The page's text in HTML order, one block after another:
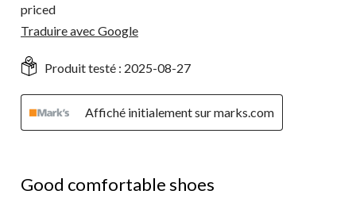
priced
Traduire avec Google
Produit testé : 2025-08-27
Affiché initialement sur marks.com
Good comfortable shoes